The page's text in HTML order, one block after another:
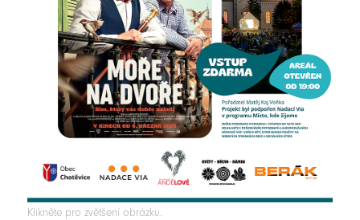
Klikněte pro zvětšení obrázku.